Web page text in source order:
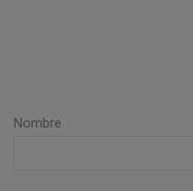
Nombre